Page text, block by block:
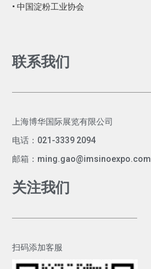
• 中国淀粉工业协会
联系我们
上海博华国际展览有限公司
电话：021-3339 2094
邮箱：ming.gao@imsinoexpo.com
关注我们
扫码添加客服